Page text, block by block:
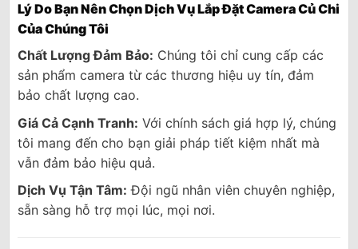
Lý Do Bạn Nên Chọn Dịch Vụ Lắp Đặt Camera Củ Chi
Của Chúng Tôi
Chất Lượng Đảm Bảo: Chúng tôi chỉ cung cấp các
sản phẩm camera từ các thương hiệu uy tín, đảm
bảo chất lượng cao.
Giá Cả Cạnh Tranh: Với chính sách giá hợp lý, chúng
tôi mang đến cho bạn giải pháp tiết kiệm nhất mà
vẫn đảm bảo hiệu quả.
Dịch Vụ Tận Tâm: Đội ngũ nhân viên chuyên nghiệp,
sẵn sàng hỗ trợ mọi lúc, mọi nơi.